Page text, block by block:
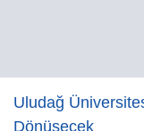
Uludağ
Dönüşecek